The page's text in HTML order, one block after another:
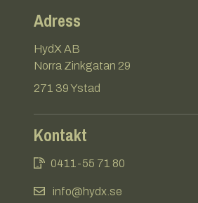
Adress
HydX AB
Norra Zinkgatan 29
271 39 Ystad
Kontakt
0411-55 71 80
info@hydx.se